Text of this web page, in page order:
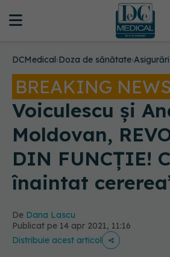
DCMedical›Doza de sănătate›Asigurări
BREAKING NEWS
Voiculescu și
Moldovan,
DIN FUNCȚIE!
înaintat
De Dana Lascu
Publicat pe 14 apr 2021, 11:16
Distribuie acest articol